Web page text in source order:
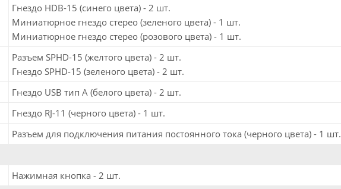
Гнездо HDB-15 (синего цвета) - 2 шт.
Миниатюрное гнездо стерео (зеленого цвета) - 1 шт.
Миниатюрное гнездо стерео (розового цвета) - 1 шт.
Разъем SPHD-15 (желтого цвета) - 2 шт.
Гнездо SPHD-15 (зеленого цвета) - 2 шт.
Гнездо USB тип А (белого цвета) - 2 шт.
Гнездо RJ-11 (черного цвета) - 1 шт.
Разъем для подключения питания постоянного тока (черного цвета) - 1 шт.
Нажимная кнопка - 2 шт.